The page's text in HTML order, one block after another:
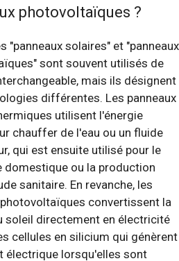
photovoltaïques ?
"panneaux solaires" et "panneaux
sont souvent utilisés de
mais ils désignent
différentes. Les panneaux
utilisent l'énergie
chauffer de l'eau ou un fluide
qui est ensuite utilisé pour le
domestique ou la production
sanitaire. En revanche, les
photovoltaïques convertissent la
soleil directement en électricité
cellules en silicium qui génèrent
électrique lorsqu'elles sont